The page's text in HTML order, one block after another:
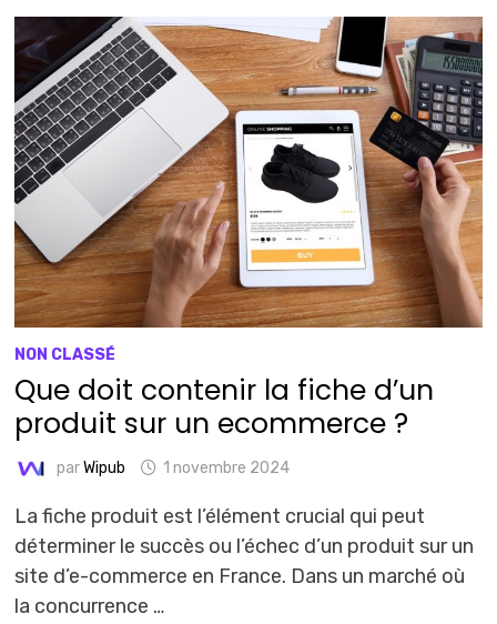
NON CLASSÉ
Que doit contenir la fiche d’un
produit sur un ecommerce ?
parWipub 1 novembre 2024
La fiche produit est l’élément crucial qui peut
déterminer le succès ou l’échec d’un produit sur un
site d’e-commerce en France. Dans un marché où
la concurrence …